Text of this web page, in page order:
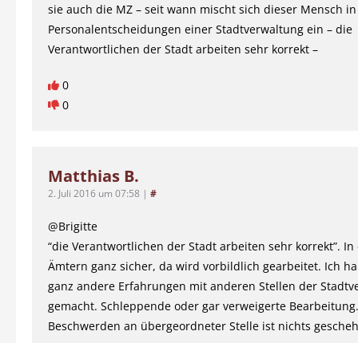
sie auch die MZ – seit wann mischt sich dieser Mensch
Personalentscheidungen einer Stadtverwaltung ein – die
Verantwortlichen der Stadt arbeiten sehr korrekt –
0
0
Matthias B.
2. Juli 2016 um 07:58 | #
@Brigitte
“die Verantwortlichen der Stadt arbeiten sehr korrekt”.
Ämtern ganz sicher, da wird vorbildlich gearbeitet. Ich
ganz andere Erfahrungen mit anderen Stellen der
gemacht. Schleppende oder gar verweigerte
Beschwerden an übergeordneter Stelle ist nichts